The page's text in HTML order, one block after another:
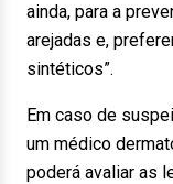
ainda, para a
arejadas e,
sintéticos”.
Em caso de
um médico
poderá avaliar as